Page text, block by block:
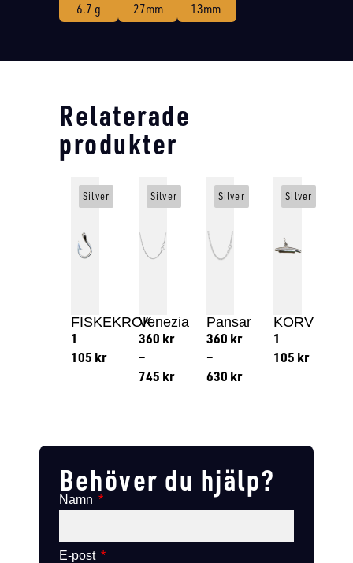
6.7 g
27mm
13mm
Relaterade
produkter
FISKEKROK
1
105 kr
Silver
Venezia
360 kr
–
745 kr
Silver
Pansar
360 kr
–
630 kr
Silver
KORV
1
105 kr
Silver
Behöver du hjälp?
Namn
E-post